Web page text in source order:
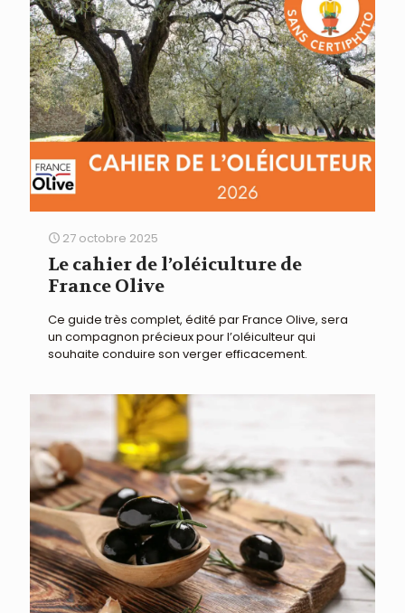
27 octobre 2025
Le cahier de l’oléiculture de
France Olive
Ce guide très complet, édité par France Olive, sera
un compagnon précieux pour l’oléiculteur qui
souhaite conduire son verger efficacement.